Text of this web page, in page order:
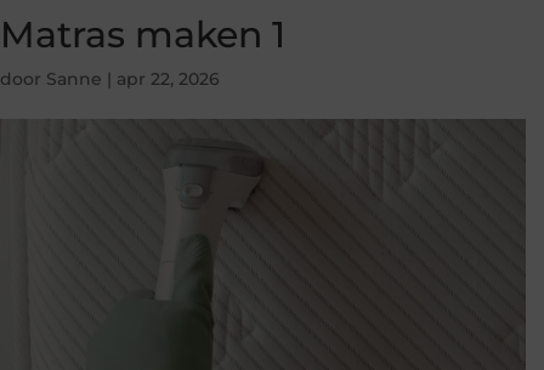
Matras maken 1
door Sanne | apr 22, 2026